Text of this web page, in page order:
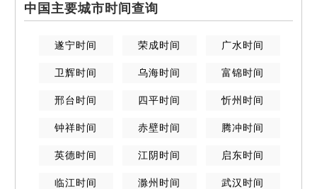
中国主要城市时间查询
遂宁时间 荣成时间 广水时间
卫辉时间 乌海时间 富锦时间
邢台时间 四平时间 忻州时间
钟祥时间 赤壁时间 腾冲时间
英德时间 江阴时间 启东时间
临江时间 滁州时间 武汉 时间